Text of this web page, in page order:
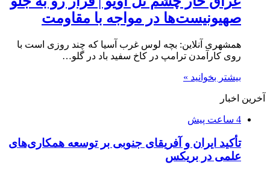
صهیونیست‌ها در مواجه با مقاومت
همشهری آنلاین: بچه لوس غرب آسیا که چند روزی است با
روی کارآمدن ترامپ در کاخ سفید باد در گلو…
بیشتر بخوانید »
آخرین اخبار
4 ساعت پیش
تأکید ایران و آفریقای جنوبی بر توسعه همکاری‌های
علمی در بریکس